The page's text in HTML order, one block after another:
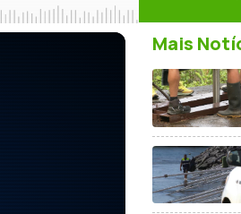
Mais